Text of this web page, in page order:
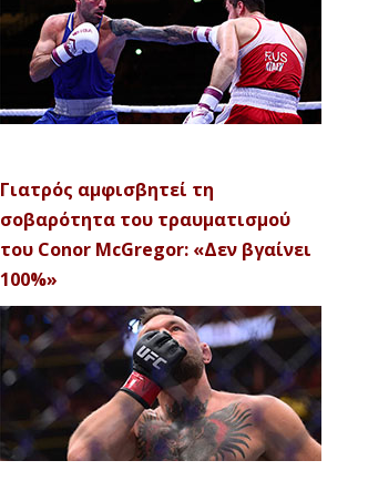
Γιατρός αμφισβητεί τη
σοβαρότητα του τραυματισμού
του Conor McGregor: «Δεν βγαίνει
100%»